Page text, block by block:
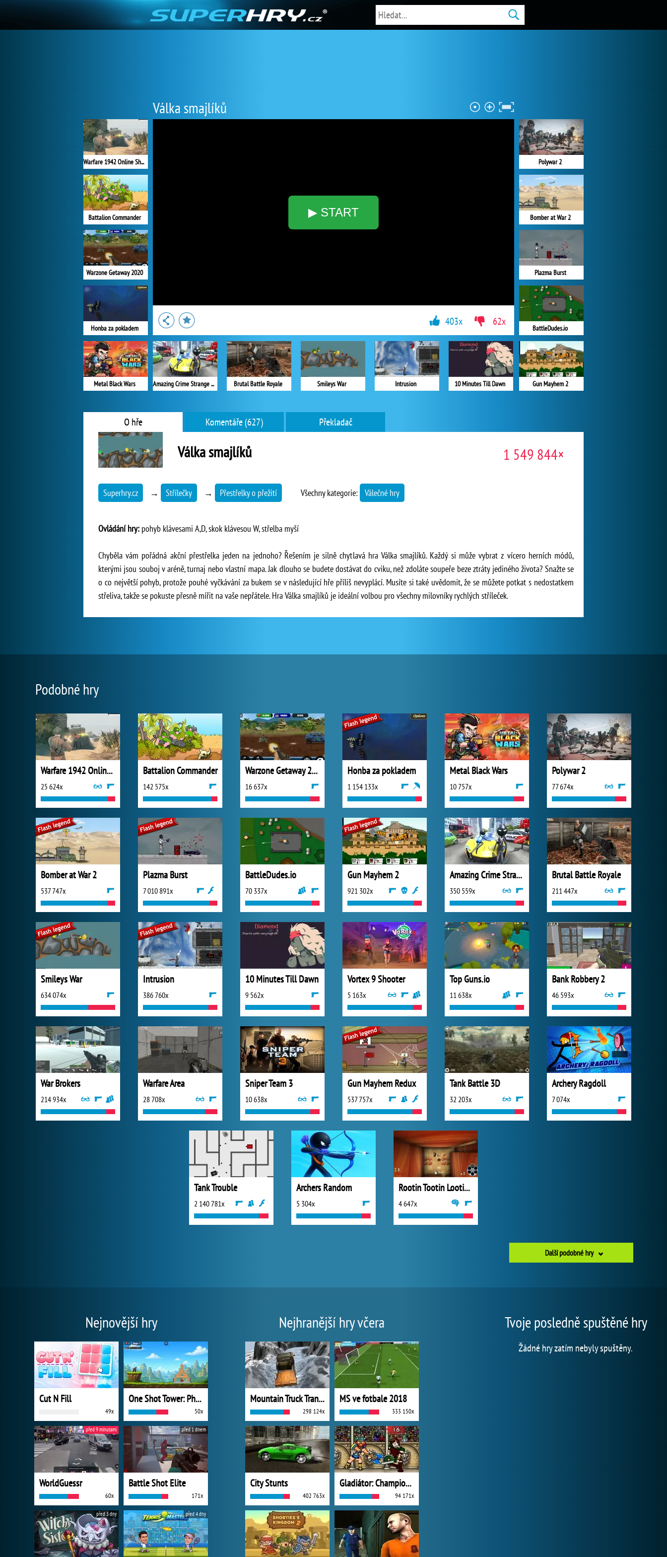
Válka smajlíků
▶ START
Warfare 1942 Online Shooter
Battalion Commander
Warzone Getaway 2020
Honba za pokladem
Metal Black Wars
Polywar 2
Bomber at War 2
Plazma Burst
BattleDudes.io
Gun Mayhem 2
Amazing Crime Strange Stickman Brutal Battle Royale Smileys War Intrusion 10 Minutes Till Dawn
403x 62x
O hře Komentáře (627) Překladač
Válka smajlíků 1 549 844×
Superhry.cz → Střílečky → Přestřelky o přežití Všechny kategorie: Válečné hry
Ovládání hry: pohyb klávesami A,D, skok klávesou W, střelba myší
Chyběla vám pořádná akční přestřelka jeden na jednoho? Řešením je silně chytlavá hra Válka smajlíků. Každý si může vybrat z vícero herních módů,
kterými jsou souboj v aréně, turnaj nebo vlastní mapa. Jak dlouho se budete dostávat do cviku, než zdoláte soupeře beze ztráty jediného života? Snažte se
o co největší pohyb, protože pouhé vyčkávání za bukem se v následující hře příliš nevyplácí. Musíte si také uvědomit, že se můžete potkat s nedostatkem
střeliva, takže se pokuste přesně mířit na vaše nepřátele. Hra Válka smajlíků je ideální volbou pro všechny milovníky rychlých stříleček.
Podobné hry
Warfare 1942 Online Shooter
25 624x
Battalion Commander
142 575x
Warzone Getaway 2020
16 637x
Honba za pokladem
1 154 133x
Metal Black Wars
10 757x
Polywar 2
77 674x
Bomber at War 2
537 747x
Plazma Burst
7 010 891x
BattleDudes.io
70 337x
Gun Mayhem 2
921 302x
Amazing Crime Strange Stickman
350 559x
Brutal Battle Royale
211 447x
Smileys War
634 074x
Intrusion
386 760x
10 Minutes Till Dawn
9 562x
Vortex 9 Shooter
5 163x
Top Guns.io
11 638x
Bank Robbery 2
46 593x
War Brokers
214 934x
Warfare Area
28 708x
Sniper Team 3
10 638x
Gun Mayhem Redux
537 757x
Tank Battle 3D
32 203x
Archery Ragdoll
7 074x
Tank Trouble
2 140 781x
Archers Random
5 304x
Rootin Tootin Lootin and Shootin
4 647x
Další podobné hry
Nejnovější hry
Cut N Fill
49x
One Shot Tower: Physics Destroyer
50x
WorldGuessr
60x
před 9 minutami
Battle Shot Elite
171x
před 1 dnem
před 3 dny před 4 dny
Nejhranější hry včera
Mountain Truck Transport
298 124x
MS ve fotbale 2018
333 150x
City Stunts
402 763x
Gladiátor: Champions Sprint
94 171x
Tvoje posledně spuštěné hry
Žádné hry zatím nebyly spuštěny.